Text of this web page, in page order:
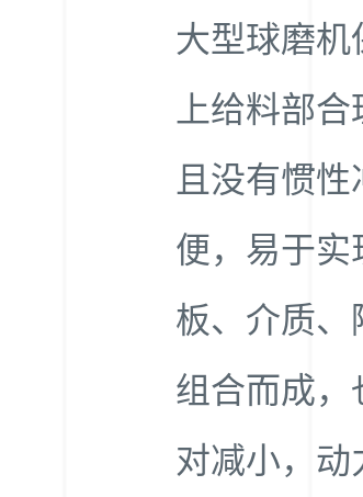
大型球磨
上给料部
且没有惯
便，易于实
板、介质、
组合而成，
对减小，